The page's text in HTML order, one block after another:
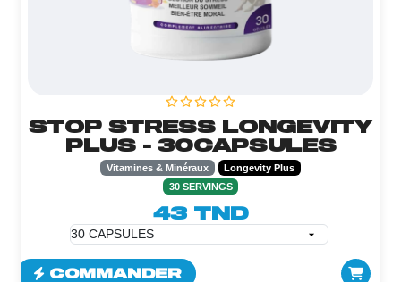
STOP STRESS LONGEVITY
PLUS - 30CAPSULES
Vitamines & Minéraux
Longevity Plus
30 SERVINGS
43 TND
COMMANDER